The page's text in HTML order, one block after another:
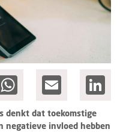
WhatsAppEmail
denkt dat toekomstige
negatieve invloed hebben